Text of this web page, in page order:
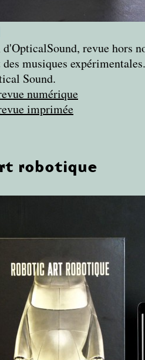
revue hors
musiques
Sound.
numérique
imprimée
robotique